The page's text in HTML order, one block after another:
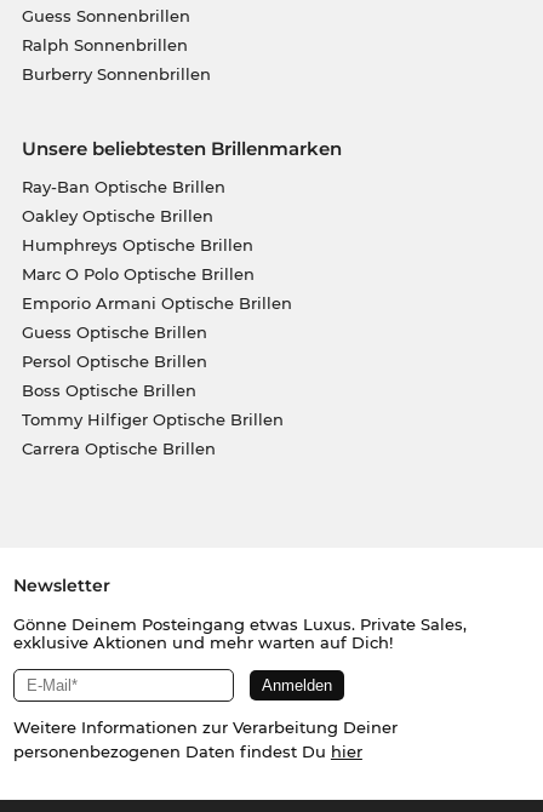
Guess Sonnenbrillen
Ralph Sonnenbrillen
Burberry Sonnenbrillen
Unsere beliebtesten Brillenmarken
Ray-Ban Optische Brillen
Oakley Optische Brillen
Humphreys Optische Brillen
Marc O Polo Optische Brillen
Emporio Armani Optische Brillen
Guess Optische Brillen
Persol Optische Brillen
Boss Optische Brillen
Tommy Hilfiger Optische Brillen
Carrera Optische Brillen
Newsletter
Gönne Deinem Posteingang etwas Luxus. Private Sales,
exklusive Aktionen und mehr warten auf Dich!
Weitere Informationen zur Verarbeitung Deiner
personenbezogenen Daten findest Du hier